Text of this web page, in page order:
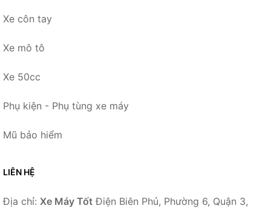
Xe côn tay
Xe mô tô
Xe 50cc
Phụ kiện - Phụ tùng xe máy
Mũ bảo hiểm
LIÊN HỆ
Địa chỉ: Xe Máy Tốt Điện Biên Phủ, Phường 6, Quận 3,